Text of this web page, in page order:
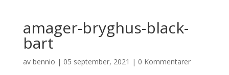
amager-bryghus-black-
bart
av bennio | 05 september, 2021 | 0 Kommentarer